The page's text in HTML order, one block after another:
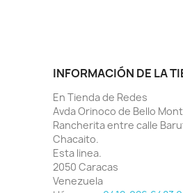
INFORMACIÓN DE LA
En Tienda de Redes
Avda Orinoco de Bello
Rancherita entre calle
Chacaito.
Esta linea.
2050 Caracas
Venezuela